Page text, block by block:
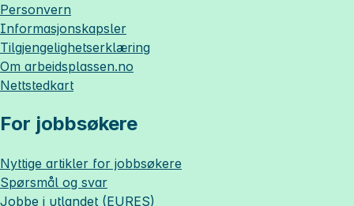
Personvern
Informasjonskapsler
Tilgjengelighetserklæring
Om arbeidsplassen.no
Nettstedkart
For jobbsøkere
Nyttige artikler for jobbsøkere
Spørsmål og svar
Jobbe i utlandet (EURES)